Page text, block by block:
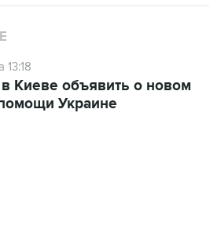
Киеве объявить о новом
Украине